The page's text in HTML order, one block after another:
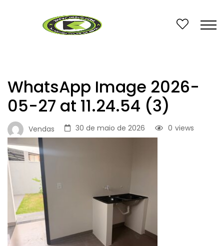
WhatsApp Image 2026-
05-27 at 11.24.54 (3)
Vendas 30 de maio de 2026 views
0